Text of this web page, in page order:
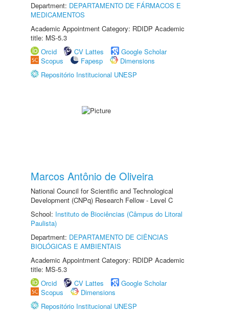
Department: DEPARTAMENTO DE FÁRMACOS E
MEDICAMENTOS
Academic Appointment Category: RDIDP Academic
title: MS-5.3
Orcid
CV Lattes
Google Scholar
Scopus
Fapesp
Dimensions
Repositório Institucional UNESP
Marcos Antônio de Oliveira
National Council for Scientific and Technological
Development (CNPq) Research Fellow - Level C
School: Instituto de Biociências (Câmpus do Litoral
Paulista)
Department: DEPARTAMENTO DE CIÊNCIAS
BIOLÓGICAS E AMBIENTAIS
Academic Appointment Category: RDIDP Academic
title: MS-5.3
Orcid
CV Lattes
Google Scholar
Scopus
Dimensions
Repositório Institucional UNESP